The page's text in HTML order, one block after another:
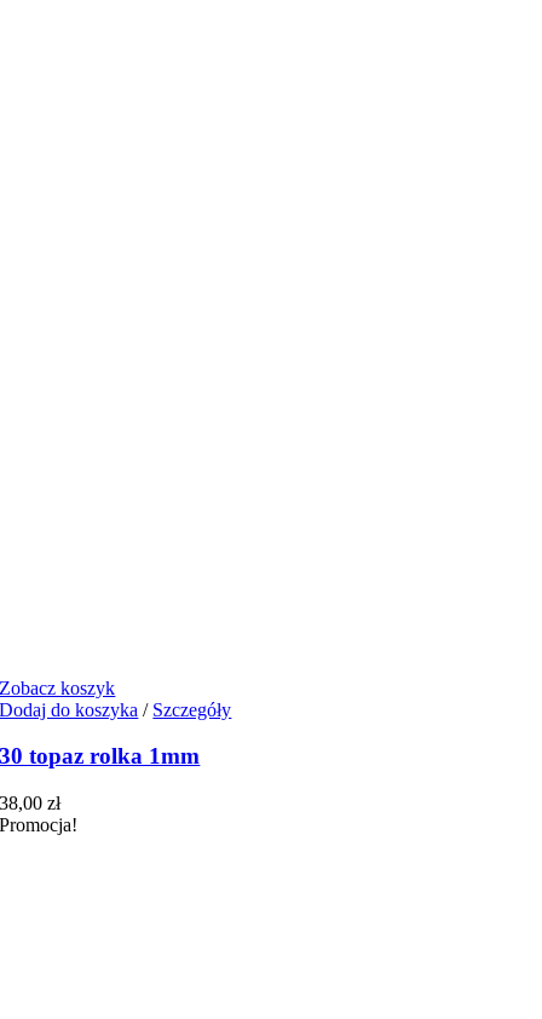
Zobacz koszyk
Dodaj do koszyka / Szczegóły
30 topaz rolka 1mm
38,00zł
Promocja!